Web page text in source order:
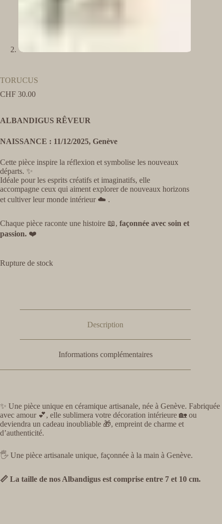
TORUCUS
CHF 30.00
ALBANDIGUS RÊVEUR
NAISSANCE : 11/12/2025, Genève
Cette pièce inspire la réflexion et symbolise les nouveaux
départs. ✨
Idéale pour les esprits créatifs et imaginatifs, elle
accompagne ceux qui aiment explorer de nouveaux horizons
et cultiver leur monde intérieur ☁️ .
Chaque pièce raconte une histoire 📖, façonnée avec soin et
passion. ❤️
Rupture de stock
Description
Informations complémentaires
✨ Une pièce unique en céramique artisanale, née à Genève. Fabriquée
avec amour 💕, elle sublimera votre décoration intérieure 🏡 ou
deviendra un cadeau inoubliable 🎁, empreint de charme et
d’authenticité.
🖐️ Une pièce artisanale unique, façonnée à la main à Genève.
📏 La taille de nos Albandigus est comprise entre 7 et 10 cm.